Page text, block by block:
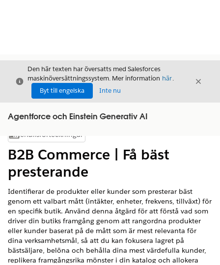
Stäng
Den här texten har översatts med Salesforces
maskinöversättningssystem. Mer information här.
Byt till engelska
Inte nu
Stäng
Agentforce och Einstein Generativ AI
Visa innehållsförteckning
Innehållsförteckningar
B2B Commerce | Få bäst
presterande
Identifierar de produkter eller kunder som presterar bäst
genom ett valbart mått (intäkter, enheter, frekvens, tillväxt) för
en specifik butik. Använd denna åtgärd för att förstå vad som
driver din butiks framgång genom att rangordna produkter
eller kunder baserat på de mått som är mest relevanta för
dina verksamhetsmål, så att du kan fokusera lagret på
bästsäljare, belöna och behålla dina mest värdefulla kunder,
replikera framgångsrika mönster i din katalog och allokera